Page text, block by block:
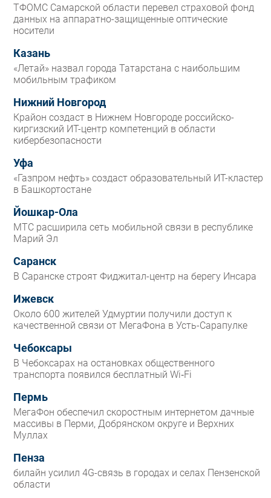
ТФОМС Самарской области перевел страховой фонд
данных на аппаратно-защищенные оптические
носители
Казань
«Летай» назвал города Татарстана с наибольшим
мобильным трафиком
Нижний Новгород
Крайон создаст в Нижнем Новгороде российско-
киргизский ИТ-центр компетенций в области
кибербезопасности
Уфа
«Газпром нефть» создаст образовательный ИТ-кластер
в Башкортостане
Йошкар-Ола
МТС расширила сеть мобильной связи в республике
Марий Эл
Саранск
В Саранске строят Фиджитал-центр на берегу Инсара
Ижевск
Около 600 жителей Удмуртии получили доступ к
качественной связи от МегаФона в Усть-Сарапулке
Чебоксары
В Чебоксарах на остановках общественного
транспорта появился бесплатный Wi‑Fi
Пермь
МегаФон обеспечил скоростным интернетом дачные
массивы в Перми, Добрянском округе и Верхних
Муллах
Пенза
билайн усилил 4G-связь в городах и селах Пензенской
области